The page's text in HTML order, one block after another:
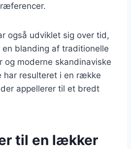
også udviklet sig over tid,
en blanding af traditionelle
og moderne skandinaviske
har resulteret i en række
appellerer til et bredt
til en lækker